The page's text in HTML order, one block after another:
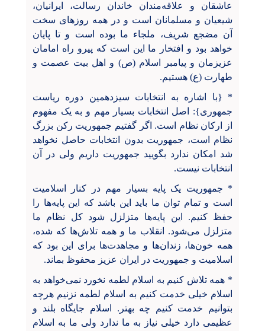
عاشقان و علاقه‌مندان خاندان رسالت، ایرانیان،
شیعیان و مسلمانان است و در همه روزهای سخت
آن مضجع شریف، ملجاء ما بوده است و تا پایان
خواهد بود و افتخار ما این است که پیرو راه امامان
عزیزمان و پیامبر اسلام (ص) و اهل بیت عصمت و
طهارت (ع) هستیم.
* {با اشاره به انتخابات سیزدهمین دوره ریاست
جمهوری}: اصل انتخابات بسیار مهم و به یک مفهوم
از ارکان نظام است. اگر گفتیم جمهوریت رکن بزرگ
نظام است، جمهوریت بدون انتخابات حاصل نخواهد
شد امکان ندارد بگویید جمهوریت داریم ولی در آن
انتخابات نیست.
* جمهوریت یک پایه بسیار مهم در کنار اسلامیت
است و تمام توان ما باید این باشد که این پایه‌ها را
حفظ کنیم. این پایه‌ها متزلزل شود کل نظام ما
متزلزل می‌شود. انقلاب ما و همه تلاش‌ها که شده،
همه خون‌ها، زندان‌ها و مجاهدت‌ها برای این بود که
اسلامیت و جمهوریت در ایران عزیز محفوظ بماند.
* همه تلاش کنیم به اسلام لطمه نخورد نمی‌خواهد به
اسلام خیلی خدمت کنیم به اسلام لطمه نزنیم هرچه
بتوانیم خدمت کنیم چه بهتر. اسلام جایگاه بلند و
عظیمی دارد خیلی نیاز به ما ندارد ولی ما به اسلام